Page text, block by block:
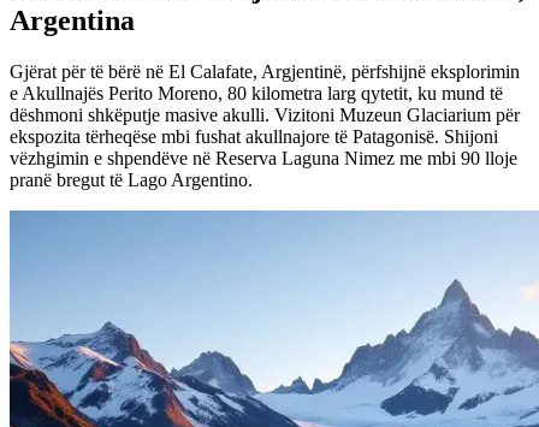
Argentina
Gjërat për të bërë në El Calafate, Argjentinë, përfshijnë eksplorimin
e Akullnajës Perito Moreno, 80 kilometra larg qytetit, ku mund të
dëshmoni shkëputje masive akulli. Vizitoni Muzeun Glaciarium për
ekspozita tërheqëse mbi fushat akullnajore të Patagonisë. Shijoni
vëzhgimin e shpendëve në Reserva Laguna Nimez me mbi 90 lloje
pranë bregut të Lago Argentino.